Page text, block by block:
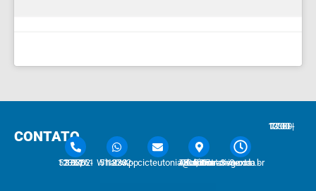
CONTATO
51 3762-1233 | 51 3762-1030 51 3762-1233 WhatsAppcicteutonia@cicteutonia.com.br
Rua Um Sul, 77 - Centro Administrativo Teutônia - RS Segunda - Sexta
7:30 - 12:00 | 13:30 - 17:30